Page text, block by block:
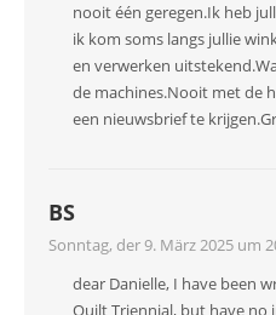
nooit één geregen.Ik heb
ik kom soms langs jullie
en verwerken
de machines.Nooit met de
een nieuwsbrief te
BS
Sonntag, der 9. März 2025 um
dear Danielle, I have been
Quilt Triennial, but have no